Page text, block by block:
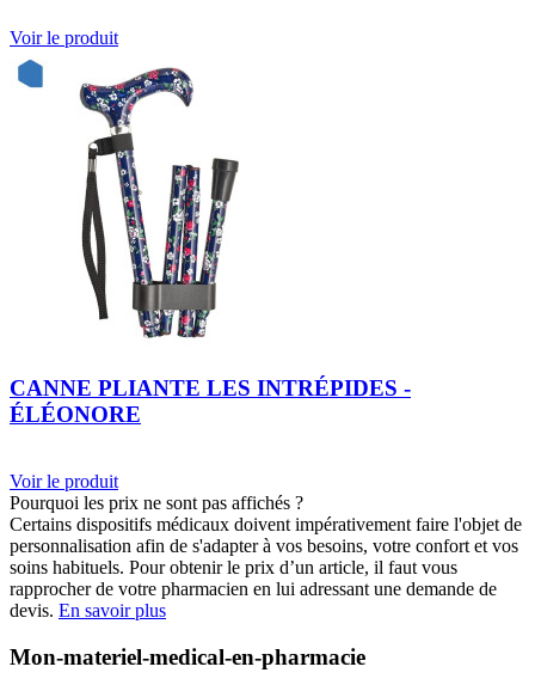
Voir le produit
CANNE PLIANTE LES INTRÉPIDES -
ÉLÉONORE
Voir le produit
Pourquoi les prix ne sont pas affichés ?
Certains dispositifs médicaux doivent impérativement faire l'objet de
personnalisation afin de s'adapter à vos besoins, votre confort et vos
soins habituels. Pour obtenir le prix d’un article, il faut vous
rapprocher de votre pharmacien en lui adressant une demande de
devis. En savoir plus
Mon-materiel-medical-en-pharmacie